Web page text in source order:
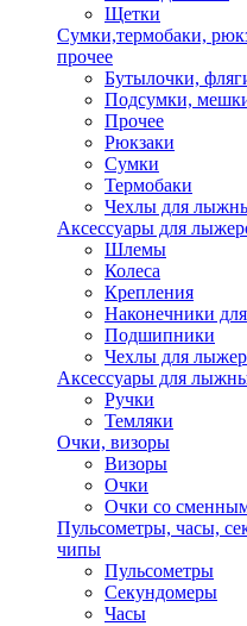
Щетки
Сумки,термобаки,
прочее
Бутылочки,
Подсумки,
Прочее
Рюкзаки
Сумки
Термобаки
Чехлы для
Аксессуары для
Шлемы
Колеса
Крепления
Наконечники
Подшипники
Чехлы для
Аксессуары для
Ручки
Темляки
Очки, визоры
Визоры
Очки
Очки со
Пульсометры, часы,
чипы
Пульсометры
Секундомеры
Часы